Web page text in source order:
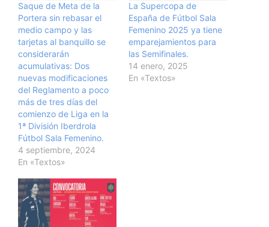
Saque de Meta de la
Portera sin rebasar el
medio campo y las
tarjetas al banquillo se
considerarán
acumulativas: Dos
nuevas modificaciones
del Reglamento a poco
más de tres días del
comienzo de Liga en la
1ª División Iberdrola
Fútbol Sala Femenino.
4 septiembre, 2024
En «Textos»
La Supercopa de
España de Fútbol Sala
Femenino 2025 ya tiene
emparejamientos para
las Semifinales.
14 enero, 2025
En «Textos»